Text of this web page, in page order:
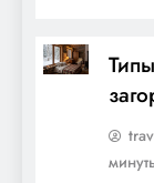
Никита
полна